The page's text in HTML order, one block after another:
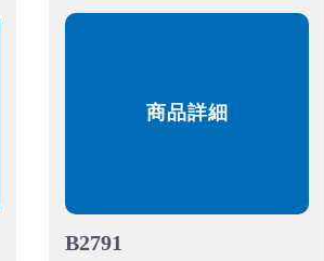
商品詳細
B2791